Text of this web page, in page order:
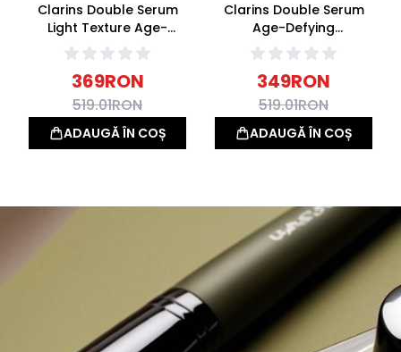
Clarins Double Serum
Light Texture Age-
Defying Concentrate
Ser ten gras/mixt 50ml
369RON
519.01RON
ADAUGĂ ÎN COȘ
Clarins Double Serum
Age-Defying
Concentrate Ser antirid
50ml
349RON
519.01RON
ADAUGĂ ÎN COȘ